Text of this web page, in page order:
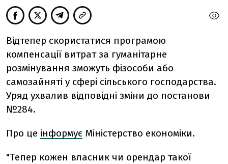
Відтепер скористатися програмою
компенсації витрат за гуманітарне
розмінування зможуть фізособи або
самозайняті у сфері сільського господарства.
Уряд ухвалив відповідні зміни до постанови
№284.
Про це інформує Міністерство економіки.
"Тепер кожен власник чи орендар такої